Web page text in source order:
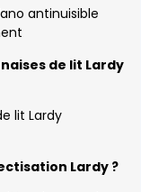
antinuisible
de lit Lardy
lit Lardy
Lardy ?